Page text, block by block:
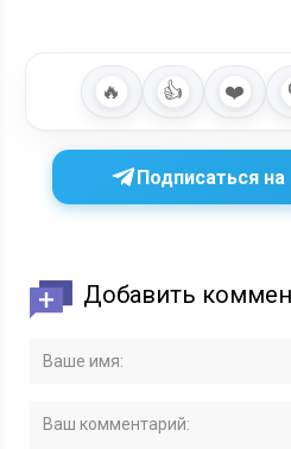
🔥 👍 ❤️
Подписаться
Добавить